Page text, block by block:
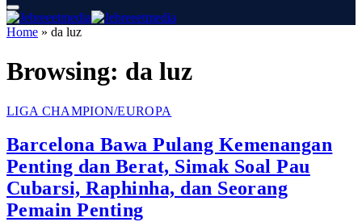
Home » da luz
Browsing: da luz
LIGA CHAMPION/EUROPA
Barcelona Bawa Pulang Kemenangan
Penting dan Berat, Simak Soal Pau
Cubarsi, Raphinha, dan Seorang
Pemain Penting